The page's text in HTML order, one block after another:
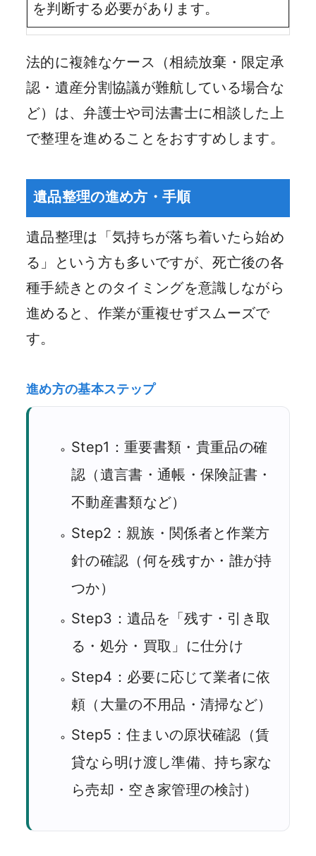
を判断する必要があります。
法的に複雑なケース（相続放棄・限定承
認・遺産分割協議が難航している場合な
ど）は、弁護士や司法書士に相談した上
で整理を進めることをおすすめします。
遺品整理の進め方・手順
遺品整理は「気持ちが落ち着いたら始め
る」という方も多いですが、死亡後の各
種手続きとのタイミングを意識しながら
進めると、作業が重複せずスムーズで
す。
進め方の基本ステップ
Step1：重要書類・貴重品の確
認（遺言書・通帳・保険証書・
不動産書類など）
Step2：親族・関係者と作業方
針の確認（何を残すか・誰が持
つか）
Step3：遺品を「残す・引き取
る・処分・買取」に仕分け
Step4：必要に応じて業者に依
頼（大量の不用品・清掃など）
Step5：住まいの原状確認（賃
貸なら明け渡し準備、持ち家な
ら売却・空き家管理の検討）